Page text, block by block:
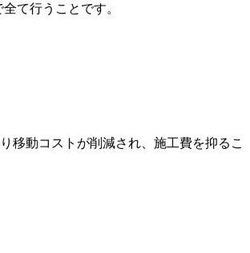
て行うことです。
移動コストが削減され、施工費を抑るこ